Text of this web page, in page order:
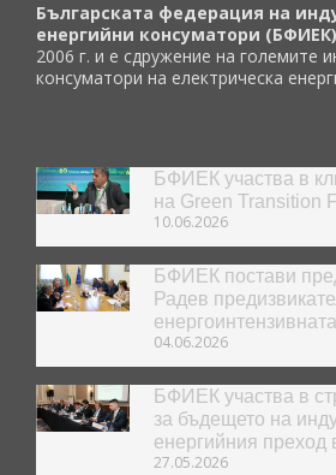
Българската федерация на
енергийни консуматори (БФИЕК)
2006 г. и е сдружение на големите
консуматори на електрическа
БФИЕК участва в
на Green Transition
10.06.2026
БФИЕК постави
Радев
04.06.2026
БФИЕК участва в
за бъдещето на
енергийния преход
27.05.2026